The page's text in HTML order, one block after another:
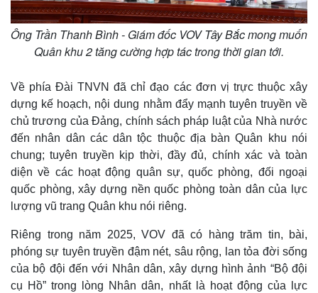
Ông Trần Thanh Bình - Giám đốc VOV Tây Bắc mong muốn
Quân khu 2 tăng cường hợp tác trong thời gian tới.
Về phía Đài TNVN đã chỉ đạo các đơn vị trực thuộc xây
dựng kế hoạch, nội dung nhằm đẩy mạnh tuyên truyền về
chủ trương của Đảng, chính sách pháp luật của Nhà nước
đến nhân dân các dân tộc thuộc địa bàn Quân khu nói
chung; tuyên truyền kịp thời, đầy đủ, chính xác và toàn
diện về các hoạt động quân sự, quốc phòng, đối ngoại
quốc phòng, xây dựng nền quốc phòng toàn dân của lực
lượng vũ trang Quân khu nói riêng.
Riêng trong năm 2025, VOV đã có hàng trăm tin, bài,
phóng sự tuyên truyền đậm nét, sâu rộng, lan tỏa đời sống
của bộ đội đến với Nhân dân, xây dựng hình ảnh “Bộ đội
cụ Hồ” trong lòng Nhân dân, nhất là hoạt động của lực